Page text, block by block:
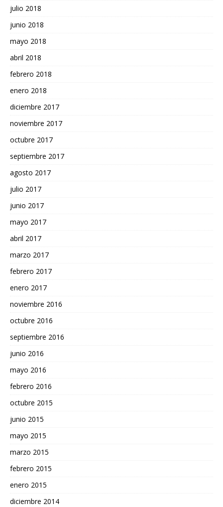
julio 2018
junio 2018
mayo 2018
abril 2018
febrero 2018
enero 2018
diciembre 2017
noviembre 2017
octubre 2017
septiembre 2017
agosto 2017
julio 2017
junio 2017
mayo 2017
abril 2017
marzo 2017
febrero 2017
enero 2017
noviembre 2016
octubre 2016
septiembre 2016
junio 2016
mayo 2016
febrero 2016
octubre 2015
junio 2015
mayo 2015
marzo 2015
febrero 2015
enero 2015
diciembre 2014